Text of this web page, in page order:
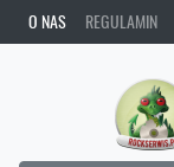
O NAS REGULAMIN